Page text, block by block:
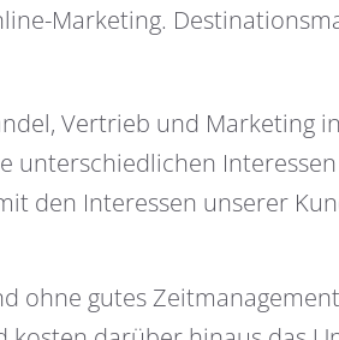
Marketing.
Vertrieb und Marketing
den Interessen unserer
ohne gutes